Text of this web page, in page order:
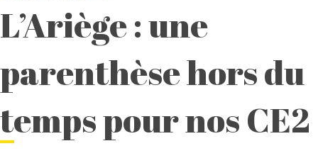
L’Ariège : une
parenthèse hors du
temps pour nos CE2